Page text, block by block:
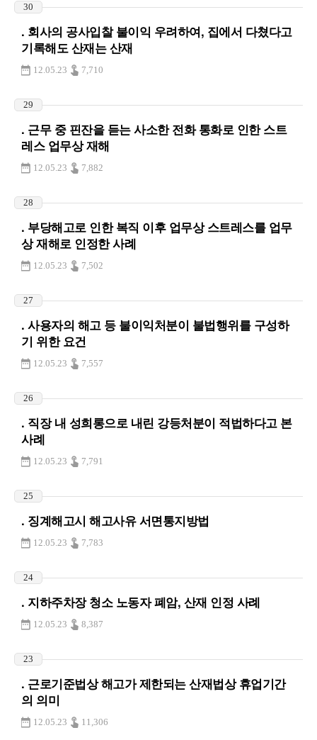
30
. 회사의 공사입찰 불이익 우려하여, 집에서 다쳤다고
기록해도 산재는 산재
12.05.23 7,710
29
. 근무 중 핀잔을 듣는 사소한 전화 통화로 인한 스트
레스 업무상 재해
12.05.23 7,882
28
. 부당해고로 인한 복직 이후 업무상 스트레스를 업무
상 재해로 인정한 사례
12.05.23 7,502
27
. 사용자의 해고 등 불이익처분이 불법행위를 구성하
기 위한 요건
12.05.23 7,557
26
. 직장 내 성희롱으로 내린 강등처분이 적법하다고 본
사례
12.05.23 7,791
25
. 징계해고시 해고사유 서면통지방법
12.05.23 7,783
24
. 지하주차장 청소 노동자 폐암, 산재 인정 사례
12.05.23 8,387
23
. 근로기준법상 해고가 제한되는 산재법상 휴업기간
의 의미
12.05.23 11,306